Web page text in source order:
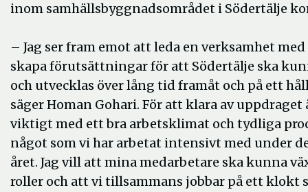
inom samhällsbyggnadsområdet i Södertälje
– Jag ser fram emot att leda en verksamhet
skapa förutsättningar för att Södertälje ska
och utvecklas över lång tid framåt och på ett
säger Homan Gohari. För att klara av uppdraget
viktigt med ett bra arbetsklimat och tydliga
något som vi har arbetat intensivt med under
året. Jag vill att mina medarbetare ska kunna
roller och att vi tillsammans jobbar på ett klokt